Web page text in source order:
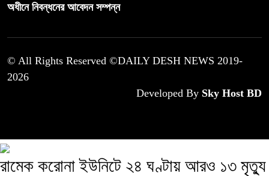
অধীনে নিবন্ধনের আবেদন সম্পন্ন
© All Rights Reserved ©DAILY DESH NEWS 2019-
2026
Developed By Sky Host BD
রামেক করোনা ইউনিটে ২৪ ঘণ্টায় আরও ১৩ মৃত্যু